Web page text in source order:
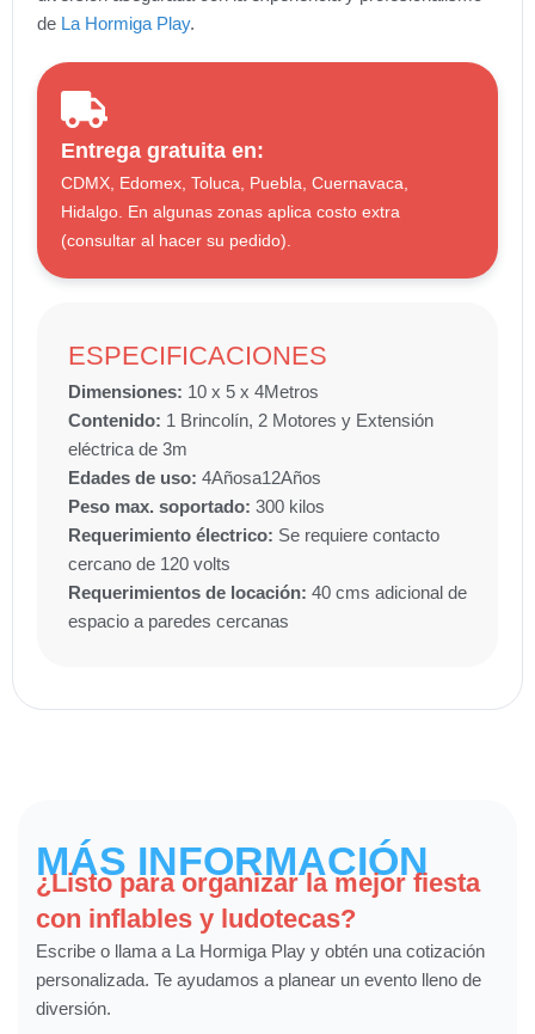
de La Hormiga Play.
Entrega gratuita en:
CDMX, Edomex, Toluca, Puebla, Cuernavaca,
Hidalgo. En algunas zonas aplica costo extra
(consultar al hacer su pedido).
ESPECIFICACIONES
Dimensiones: 10 x 5 x 4Metros
Contenido: 1 Brincolín, 2 Motores y Extensión
eléctrica de 3m
Edades de uso: 4Añosa12Años
Peso max. soportado: 300 kilos
Requerimiento électrico: Se requiere contacto
cercano de 120 volts
Requerimientos de locación: 40 cms adicional de
espacio a paredes cercanas
MÁS INFORMACIÓN
¿Listo para organizar la mejor fiesta
con inflables y ludotecas?
Escribe o llama a La Hormiga Play y obtén una cotización
personalizada. Te ayudamos a planear un evento lleno de
diversión.